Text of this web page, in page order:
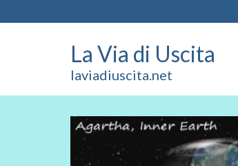
La Via di Uscita
laviadiuscita.net